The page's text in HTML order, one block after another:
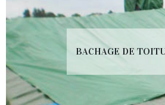
BACHAGE DE